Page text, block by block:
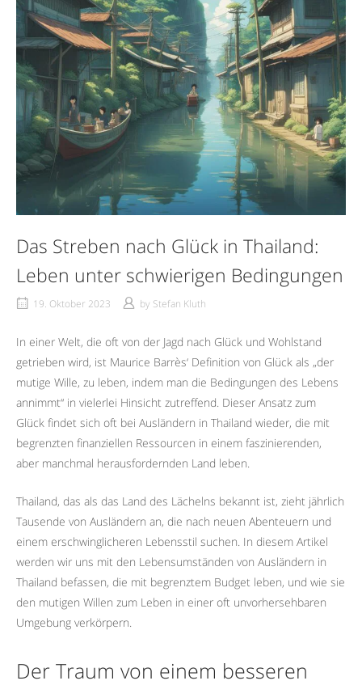
Das Streben nach Glück in Thailand:
Leben unter schwierigen Bedingungen
19. Oktober 2023 by Stefan Kluth
In einer Welt, die oft von der Jagd nach Glück und Wohlstand
getrieben wird, ist Maurice Barrès‘ Definition von Glück als „der
mutige Wille, zu leben, indem man die Bedingungen des Lebens
annimmt“ in vielerlei Hinsicht zutreffend. Dieser Ansatz zum
Glück findet sich oft bei Ausländern in Thailand wieder, die mit
begrenzten finanziellen Ressourcen in einem faszinierenden,
aber manchmal herausfordernden Land leben.
Thailand, das als das Land des Lächelns bekannt ist, zieht jährlich
Tausende von Ausländern an, die nach neuen Abenteuern und
einem erschwinglicheren Lebensstil suchen. In diesem Artikel
werden wir uns mit den Lebensumständen von Ausländern in
Thailand befassen, die mit begrenztem Budget leben, und wie sie
den mutigen Willen zum Leben in einer oft unvorhersehbaren
Umgebung verkörpern.
Der Traum von einem besseren